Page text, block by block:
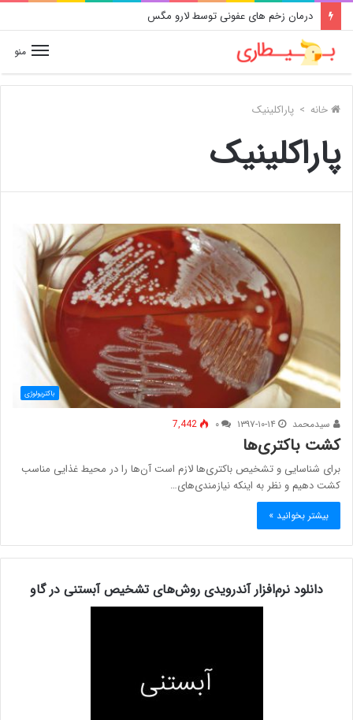
درمان زخم های عفونی توسط لارو مگس
منو
خانه > پاراکلینیک
پاراکلینیک
باکتریولوژی
سیدمحمد ۱۳۹۷-۱۰-۱۴ ۰ 7,442
کشت باکتری‌ها
برای شناسایی و تشخیص باکتری‌ها لازم است آن‌ها را در محیط غذایی مناسب
کشت دهیم و نظر به اینکه نیازمندی‌های…
بیشتر بخوانید »
دانلود نرم‌افزار آندرویدی روش‌های تشخیص آبستنی در گاو